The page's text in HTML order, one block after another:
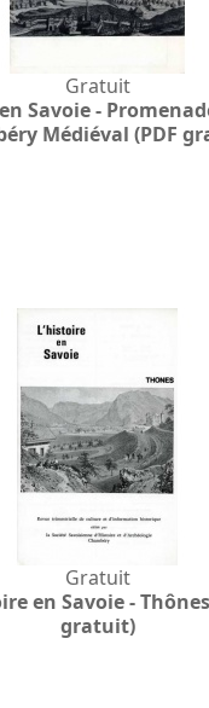
Gratuit
Savoie -
Médiéval (PDF
Gratuit
en Savoie -
gratuit)